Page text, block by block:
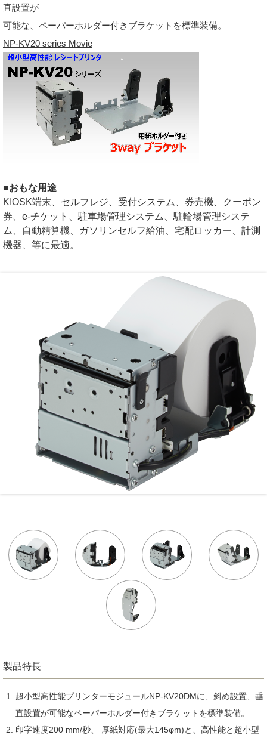
直設置が
可能な、ペーパーホルダー付きブラケットを標準装備。
NP-KV20 series Movie
■おもな用途
KIOSK端末、セルフレジ、受付システム、券売機、クーポン
券、e-チケット、駐車場管理システム、駐輪場管理システ
ム、自動精算機、ガソリンセルフ給油、宅配ロッカー、計測
機器、等に最適。
製品特長
超小型高性能プリンターモジュールNP-KV20DMに、斜め設置、垂
直設置が可能なペーパーホルダー付きブラケットを標準装備。
印字速度200 mm/秒、 厚紙対応(最大145φm)と、高性能と超小型